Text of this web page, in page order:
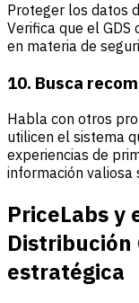
Proteger los datos
Verifica que el
en materia de
10. Busca
Habla con otros
utilicen el sistema
experiencias de
información valiosa
PriceLabs y
Distribución
estratégica